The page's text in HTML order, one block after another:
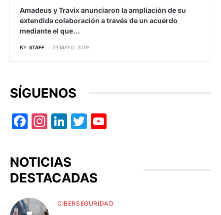
Amadeus y Travix anunciaron la ampliación de su
extendida colaboración a través de un acuerdo
mediante el que…
BY STAFF 23 MAYO, 2019
SÍGUENOS
Facebook
Instagram
LinkedIn
Twitter
NOTICIAS
DESTACADAS
CIBERSEGURIDAD